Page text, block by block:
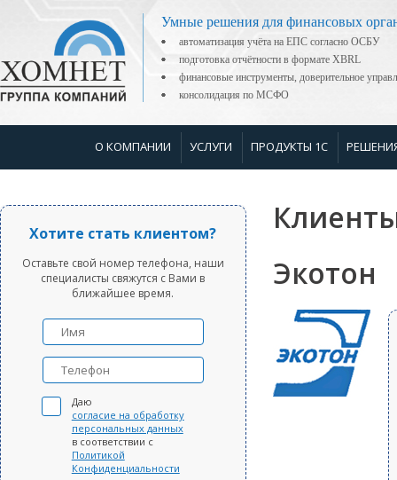
Умные решения для финансовых
автоматизация учёта на ЕПС согласно ОСБУ
подготовка отчётности в формате XBRL
финансовые инструменты, доверительное
консолидация по МСФО
О КОМПАНИИ УСЛУГИ ПРОДУКТЫ 1С
Хотите стать клиентом?
Оставьте свой номер телефона, наши
специалисты свяжутся с Вами в
ближайшее время.
Даю
согласие на обработку
персональных данных
в соответствии с
Политикой
Конфиденциальности
Экотон